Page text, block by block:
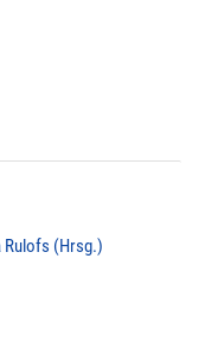
Rulofs (Hrsg.)